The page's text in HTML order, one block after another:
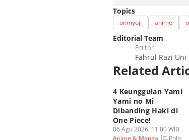
Topics
onmyoji anime
Editorial Team
Editor
Fahrul Razi
Related
4 Keunggulan Yami
Yami no Mi
Dibanding Haki di
One Piece!
06 Agu 2026, 11:00 WIB
Anime & Manga
Polls